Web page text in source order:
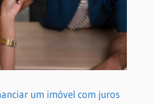
um imóvel com juros